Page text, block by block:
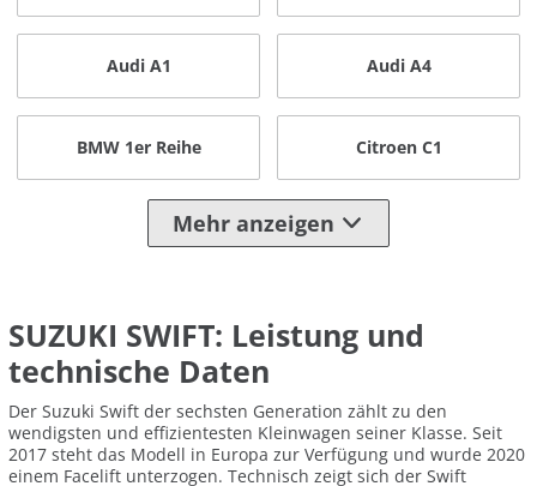
Audi A1 Audi A4
BMW 1er Reihe Citroen C1
Mehr anzeigen
SUZUKI SWIFT: Leistung und
technische Daten
Der Suzuki Swift der sechsten Generation zählt zu den
wendigsten und effizientesten Kleinwagen seiner Klasse. Seit
2017 steht das Modell in Europa zur Verfügung und wurde 2020
einem Facelift unterzogen. Technisch zeigt sich der Swift